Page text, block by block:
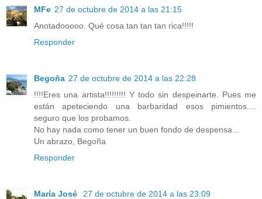
MFe 27 de octubre de 2014 a las 21:15
Anotadooooo. Qué cosa tan tan tan rica!!!!!
Responder
Begoña 27 de octubre de 2014 a las 22:28
!!!!Eres una artista!!!!!!!!! Y todo sin despeinarte. Pues me
están apeteciendo una barbaridad esos pimientos....
seguro que los probamos.
No hay nada como tener un buen fondo de despensa...
Un abrazo, Begoña
Responder
María José
27 de octubre de 2014 a las 23:09